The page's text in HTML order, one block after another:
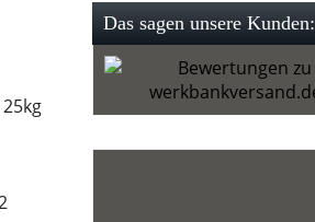
Das sagen unsere Kunden: